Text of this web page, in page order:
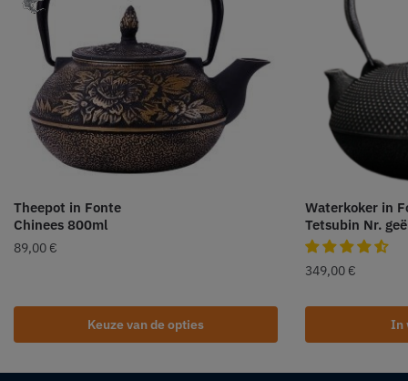
Theepot in Fonte
Chinees 800ml
89,00 €
Keuze van de opties
Waterkoker in
Tetsubin Nr.
349,00 €
In